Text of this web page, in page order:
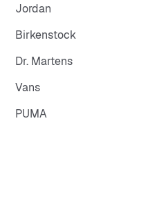
Jordan
Birkenstock
Dr. Martens
Vans
PUMA